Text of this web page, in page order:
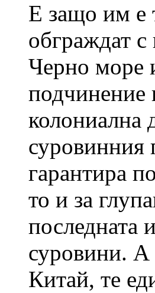
Е защо им е
обграждат
Черно море
подчинение
колониална
гарантира
то и за
последната
суровини. А
Китай, те